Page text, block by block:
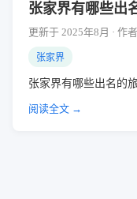
张家界有哪些出
更新于 2025年8月 · 作
张家界
张家界有哪些出名的
阅读全文 →